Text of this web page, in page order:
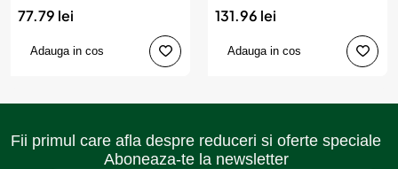
77.79 lei
Adauga in cos
131.96 lei
Adauga in cos
Fii primul care afla despre reduceri si oferte speciale
Aboneaza-te la newsletter